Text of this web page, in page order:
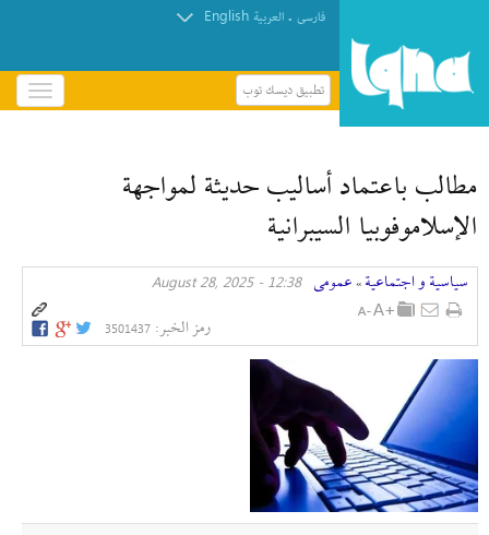
فارسی . العربیة English
تطبيق ديسك توب
باز
و
مطالب باعتماد أساليب حديثة لمواجهة
الإسلاموفوبيا السيبرانية
سیاسیة و اجتماعیة » عمومی 12:38 - August 28, 2025
رمز الخبر: 3501437